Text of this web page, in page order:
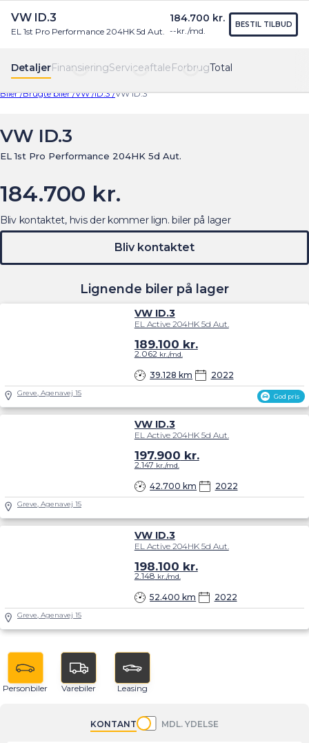
Find os Menu
DetaljerFinansieringServiceaftaleForbrugTotal
VW ID.3
EL 1st Pro Performance 204HK 5d Aut.
184.700 kr.
--kr./md.
BESTIL TILBUD
Biler /Brugte biler /VW /ID.3 /VW ID.3
VW ID.3
EL 1st Pro Performance 204HK 5d Aut.
184.700 kr.
Lignende biler på lager
God pris
VW ID.3
EL Active 204HK 5d Aut.
39.128 km 2022
189.100 kr.
2.062kr./md.
Greve, Agenavej 15
VW ID.3
EL Active 204HK 5d Aut.
42.700 km 2022
197.900 kr.
2.147 kr./md.
Greve, Agenavej 15
VW ID.3
EL Active 204HK 5d Aut.
52.400 km 2022
198.100 kr.
2.148 kr./md.
Greve, Agenavej 15
Bliv kontaktet, hvis der kommer lign. biler på lager
Bliv kontaktet
Personbiler Varebiler Leasing
KONTANT MDL. YDELSE